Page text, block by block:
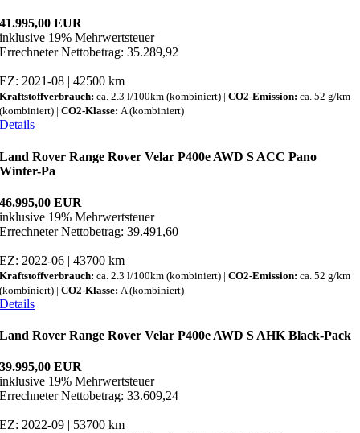
41.995,00 EUR
inklusive 19% Mehrwertsteuer
Errechneter Nettobetrag: 35.289,92
EZ: 2021-08 | 42500 km
Kraftstoffverbrauch:ca. 2.3 l/100km (kombiniert) |CO2-Emission:ca. 52 g/km
(kombiniert) |CO2-Klasse:A (kombiniert)
Details
Land Rover Range Rover Velar P400e AWD S ACC Pano
Winter-Pa
46.995,00 EUR
inklusive 19% Mehrwertsteuer
Errechneter Nettobetrag: 39.491,60
EZ: 2022-06 | 43700 km
Kraftstoffverbrauch:ca. 2.3 l/100km (kombiniert) |CO2-Emission:ca. 52 g/km
(kombiniert) |CO2-Klasse: A (kombiniert)
Details
Land Rover Range Rover Velar P400e AWD S AHK Black-Pack
39.995,00 EUR
inklusive 19% Mehrwertsteuer
Errechneter Nettobetrag: 33.609,24
EZ: 2022-09 | 53700 km